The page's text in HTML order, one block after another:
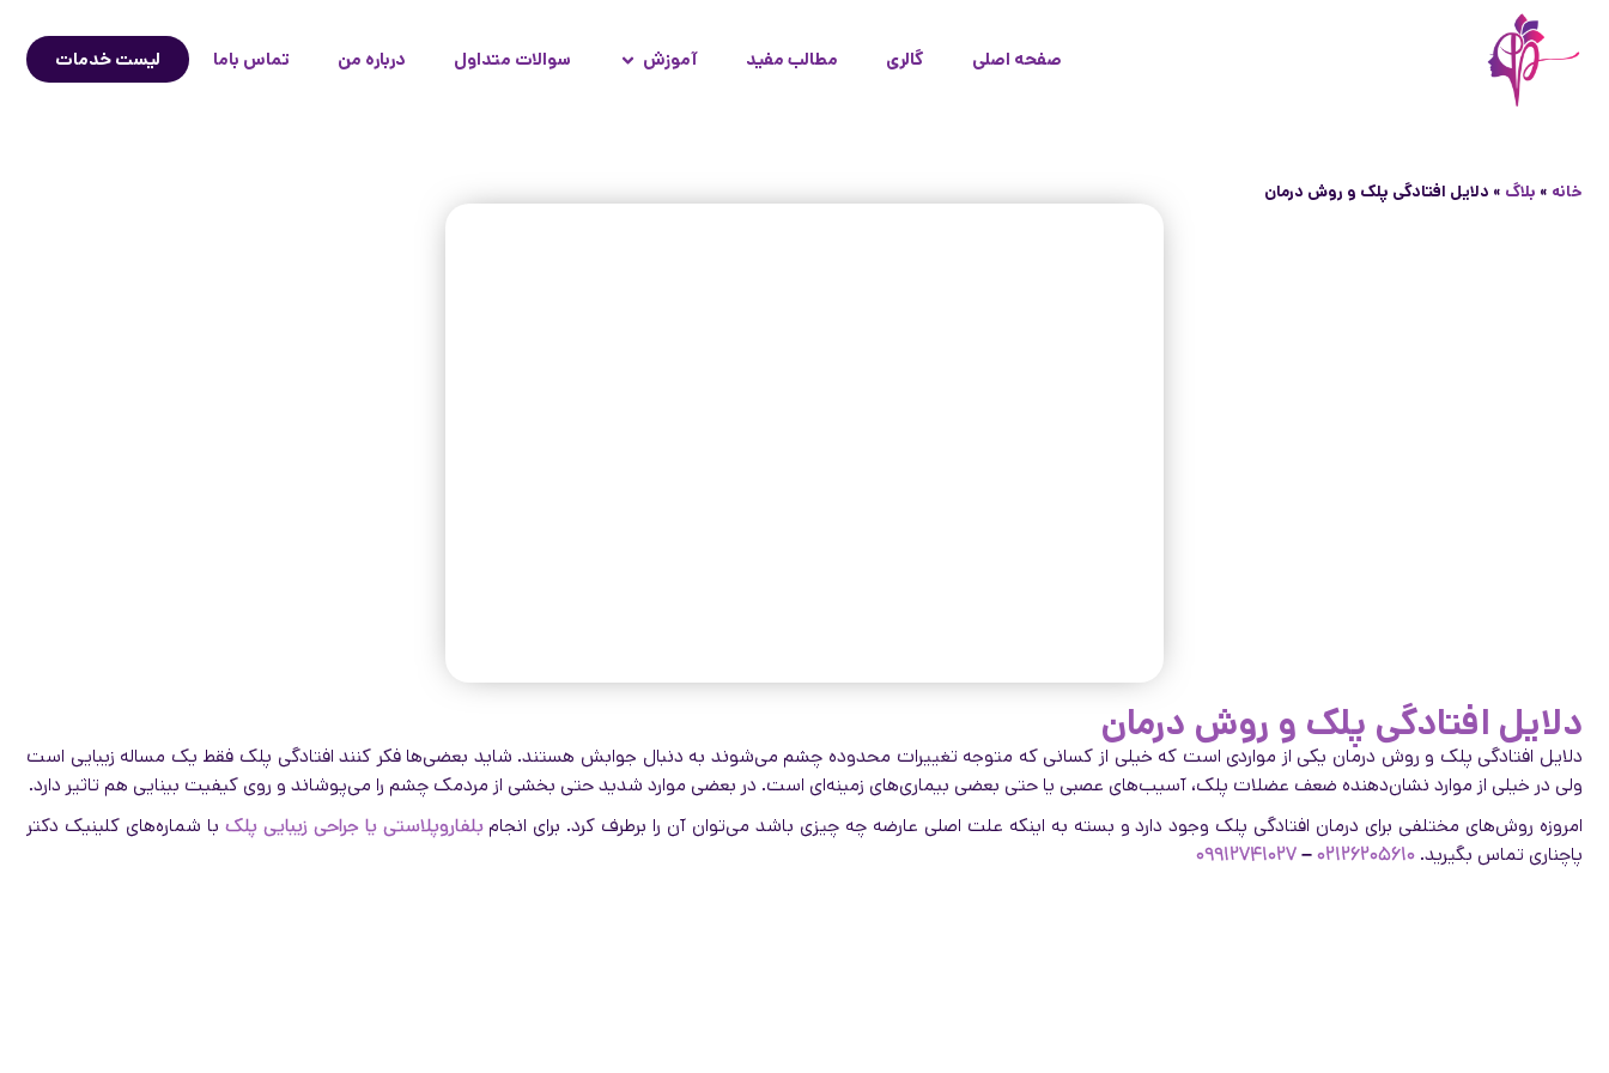
صفحه اصلی گالری مطالب مفید آموزش سوالات متداول درباره من تماس باما لیست خدمات
خانه » بلاگ » دلایل افتادگی پلک و روش درمان
دلایل افتادگی پلک و روش درمان
دلایل افتادگی پلک و روش درمان یکی از مواردی است که خیلی از کسانی که متوجه تغییرات محدوده چشم می‌شوند به دنبال جوابش هستند. شاید بعضی‌ها فکر کنند افتادگی پلک فقط یک مساله زیبایی است
ولی در خیلی از موارد نشان‌دهنده ضعف عضلات پلک، آسیب‌های عصبی یا حتی بعضی بیماری‌های زمینه‌ای است. در بعضی موارد شدید حتی بخشی از مردمک چشم را می‌پوشاند و روی کیفیت بینایی هم تاثیر دارد.
امروزه روش‌های مختلفی برای درمان افتادگی پلک وجود دارد و بسته به اینکه علت اصلی عارضه چه چیزی باشد می‌توان آن را برطرف کرد. برای انجامبلفاروپلاستی یا جراحی زیبایی پلک با شماره‌های کلینیک دکتر
پاچناری تماس بگیرید. ۰۲۱۲۶۲۰۵۶۱۰–۰۹۹۱۲۷۴۱۰۲۷